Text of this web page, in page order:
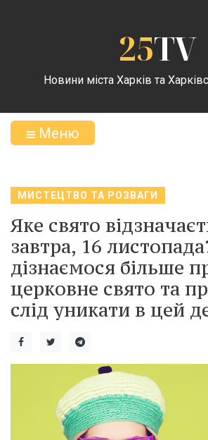
25TV
Новини міста Харків та
Меню
МИСТЕЦТВО ТА РОЗВАГИ
Яке свято
завтра, 16
дізнаємося більше
церковне свято та
слід уникати в цей